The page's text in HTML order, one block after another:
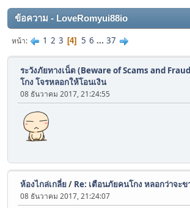
ข้อความ - LoveRomyui88io
หน้า 1 2 3 4 5 6 ... 37
ระวังภัยทางเน็ต (Beware of Scams and
โกง โจรหลอกให้โอนเงิน
08 ธันวาคม 2017, 21:24:55
ห้องไกล่เกลี่ย/ Re: เตือนภัยคนโกง หลอกว่าจะข
08 ธันวาคม 2017, 21:24:07